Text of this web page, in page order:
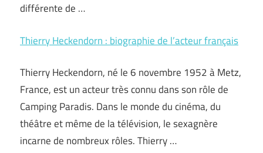
différente de …
Thierry Heckendorn : biographie de l’acteur français
Thierry Heckendorn, né le 6 novembre 1952 à Metz,
France, est un acteur très connu dans son rôle de
Camping Paradis. Dans le monde du cinéma, du
théâtre et même de la télévision, le sexagnère
incarne de nombreux rôles. Thierry …